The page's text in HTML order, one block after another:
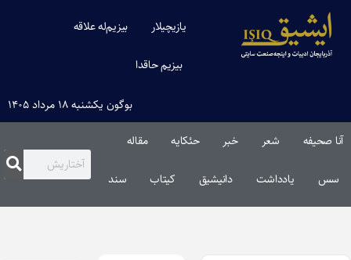
یازیچیلار بیزیم‌له علاقه
بیزیم حاقدا
بوگون یکشنبه ۱۸ مرداد ۱۴۰۵
آنا صحیفه شعر خبر حئکایه مقاله‌
سس یادداشت دانیشیق کیتاب سند